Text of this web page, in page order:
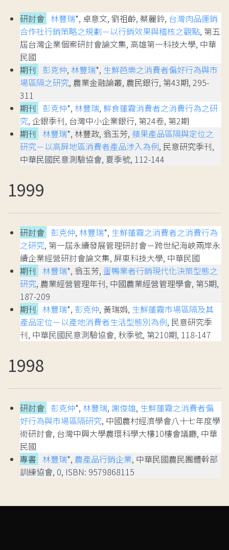
研討會 林豐瑞*, 卓意文, 劉祖齡, 蔡麗鈴, 台灣肉品運銷
合作社行銷策略之規劃－以行銷效果與稽核之觀點, 第五
屆台灣企業個案研討會論文集, 高雄第一科技大學, 中華
民國
期刊
彭克仲, 林豐瑞*, 生鮮芭樂之消費者偏好行為與市
場區隔之研究, 農業金融論叢, 農民銀行, 第43期, 295-
311
期刊
彭克仲*, 林豐瑞, 鮮食蓮霧消費者之消費行為之研
究, 企銀季刊, 台灣中小企業銀行, 第24卷, 第2期
期刊 林豐瑞*, 林豐政, 翁玉芳, 蘋果產品區隔與定位之
研究－以高屏地區消費者產品涉入為例, 民意研究季刊,
中華民國民意測驗協會, 夏季號, 112-144
1999
研討會 彭克仲, 林豐瑞*, 生鮮蓮霧之消費者之消費行為
之研究, 第一屆永續發展管理研討會－跨世紀海峽兩岸永
續企業經營研討會論文集, 屏東科技大學, 中華民國
期刊 林豐瑞*, 翁玉芳, 蛋鴨業者行銷現代化決策型態之
研究, 農業經營管理年刊, 中國農業經營管理學會, 第5期,
187-209
期刊 林豐瑞*, 彭克仲, 黃瑞娟, 生鮮蓮霧市場區隔及其
產品定位－以產地消費者生活型態別為例, 民意研究季
刊, 中華民國民意測驗協會, 秋季號, 第210期, 118-147
1998
研討會 彭克仲*, 林豐瑞, 謝俊雄, 生鮮蓮霧之消費者偏
好行為與市場區隔研究, 中國農村經濟學會八十七年度學
術研討會, 台灣中興大學農環科學大樓10樓會議廳, 中華
民國
專書 林豐瑞*, 農產品行銷企業, 中華民國農民團體幹部
訓練協會, 0, ISBN: 9579868115